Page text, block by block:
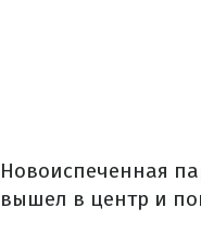
Новоиспеченная
вышел в центр и